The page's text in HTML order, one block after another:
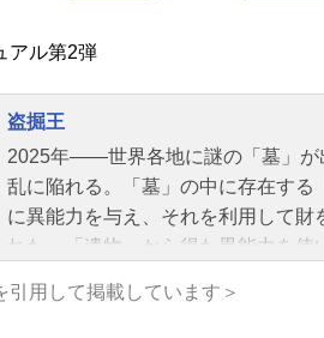
アル第2弾
盗掘王
2025年――世界各地に謎の「墓」が
乱に陥れる。「墓」の中に存在する
に異能力を与え、それを利用して財
れた。「遺物」から得た異能力を使
りにより「墓」の中で死の淵へと追
引用して掲載しています＞